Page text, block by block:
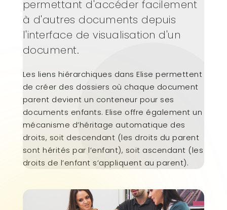
permettant d'accéder facilement
à d'autres documents depuis
l'interface de visualisation d'un
document.
Les liens hiérarchiques dans Elise permettent
de créer des dossiers où chaque document
parent devient un conteneur pour ses
documents enfants. Elise offre également un
mécanisme d’héritage automatique des
droits, soit descendant (les droits du parent
sont hérités par l’enfant), soit ascendant (les
droits de l’enfant s’appliquent au parent).